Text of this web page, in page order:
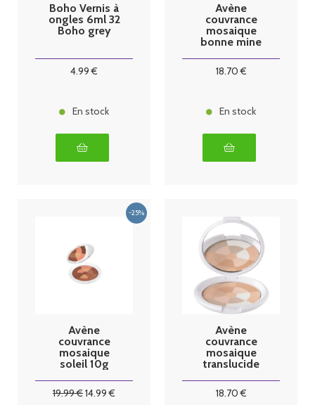
Boho Vernis à
ongles 6ml 32
Boho grey
4.99 €
En stock
Avène
couvrance
mosaique
bonne mine
18.70€
En stock
Avène
couvrance
mosaique
soleil 10g
19.99€14.99 €
Avène
couvrance
mosaique
translucide
18.70€